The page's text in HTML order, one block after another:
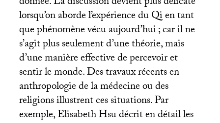
lorsqu’on aborde l’expérience du Qi en tant
que phénomène vécu aujourd’hui; car il ne
s’agit plus seulement d’une théorie, mais
d’une manière effective de percevoir et
sentir le monde. Des travaux récents en
anthropologie de la médecine ou des
religions illustrent ces situations. Par
exemple, Elisabeth Hsu décrit en détail les